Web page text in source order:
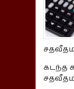
கடந்த